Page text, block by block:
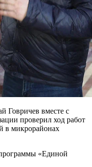
Говричев вместе с
проверил ход работ
в микрорайонах
«Единой